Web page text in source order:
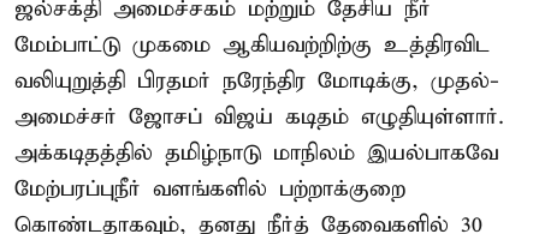
ஜல்சக்தி அமைச்சகம் மற்றும் தேசிய நீர்
மேம்பாட்டு முகமை ஆகியவற்றிற்கு உத்திரவிட
வலியுறுத்தி பிரதமர் நரேந்திர மோடிக்கு, முதல்-
அமைச்சர் ஜோசப் விஜய் கடிதம் எழுதியுள்ளார்.
அக்கடிதத்தில் தமிழ்நாடு மாநிலம் இயல்பாகவே
மேற்பரப்புநீர் வளங்களில் பற்றாக்குறை
கொண்டதாகவும், தனது நீர்த் தேவைகளில் 30